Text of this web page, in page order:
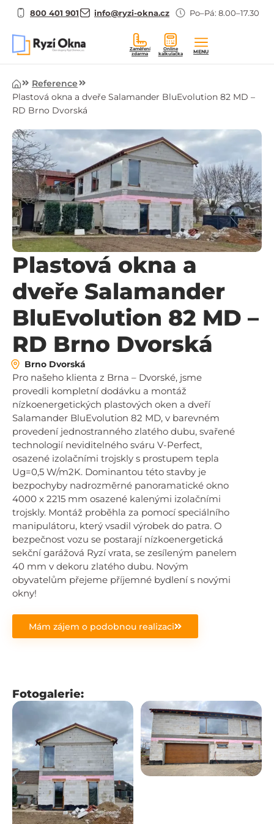
800 401 901 info@ryzi-okna.cz Po–Pá: 8.00–17.30
Zaměření
zdarma
Online
kalkulačka
MENU
ÚvodReference
Plastová okna a dveře Salamander BluEvolution 82 MD –
RD Brno Dvorská
Plastová okna a
dveře Salamander
BluEvolution 82 MD –
RD Brno Dvorská
Brno Dvorská
Pro našeho klienta z Brna – Dvorské, jsme
provedli kompletní dodávku a montáž
nízkoenergetických plastových oken a dveří
Salamander BluEvolution 82 MD, v barevném
provedení jednostranného zlatého dubu, svařené
technologií neviditelného sváru V-Perfect,
osazené izolačními trojskly s prostupem tepla
Ug=0,5 W/m2K. Dominantou této stavby je
bezpochyby nadrozměrné panoramatické okno
4000 x 2215 mm osazené kalenými izolačními
trojskly. Montáž proběhla za pomocí speciálního
manipulátoru, který vsadil výrobek do patra. O
bezpečnost vozu se postarají nízkoenergetická
sekční garážová Ryzí vrata, se zesíleným panelem
40 mm v dekoru zlatého dubu. Novým
obyvatelům přejeme příjemné bydlení s novými
okny!
Mám zájem o podobnou realizaci
Fotogalerie: